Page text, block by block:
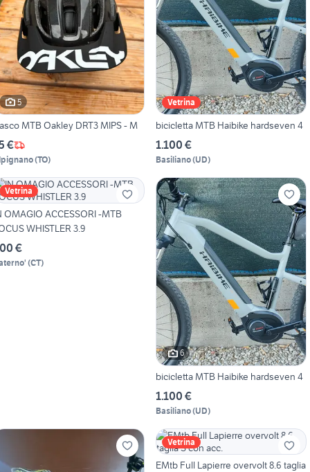
5
MTB Oakley DRT3 MIPS - M
€
(TO)
Vetrina
bicicletta MTB Haibike hardseven 4
1.100 €
Basiliano(UD)
Vetrina
OMAGIO ACCESSORI -MTB
WHISTLER 3.9
€
(CT)
6
bicicletta MTB Haibike hardseven 4
1.100 €
Basiliano(UD)
Vetrina
EMtb Full Lapierre overvolt 8.6 taglia